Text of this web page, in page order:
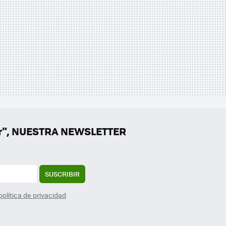
NEWSLETTER
SUSCRIBIR
de privacidad